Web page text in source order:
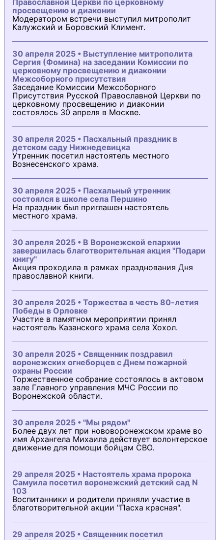
Православной Церкви по церковному
просвещению и диаконии
Модератором встречи выступил митрополит
Калужский и Боровский Климент.
30 апреля 2025 • Выступление митрополита
Сергия (Фомина) на заседании Комиссии по
церковному просвещению и диаконии
Межсоборного присутствия
Заседание Комиссии Межсоборного
Присутствия Русской Православной Церкви по
церковному просвещению и диаконии
состоялось 30 апреля в Москве.
30 апреля 2025 • Пасхальный праздник в
детском саду Нижнедевицка
Утренник посетил настоятель местного
Вознесенского храма.
30 апреля 2025 • Пасхальный утренник
состоялся в школе села Першино
На праздник был приглашен настоятель
местного храма.
30 апреля 2025 • В Воронежской епархии
завершилась благотворительная акция "Подари
книгу"
Акция проходила в рамках празднования Дня
православной книги.
30 апреля 2025 • Торжества в честь 80-летия
Победы в Орловке
Участие в памятном мероприятии принял
настоятель Казанского храма села Хохол.
30 апреля 2025 • Священник поздравил
воронежских огнеборцев с Днем пожарной
охраны России
Торжественное собрание состоялось в актовом
зале Главного управления МЧС России по
Воронежской области.
30 апреля 2025 • "Мы рядом"
Более двух лет при нововоронежском храме во
имя Архангела Михаила действует волонтерское
движение для помощи бойцам СВО.
29 апреля 2025 • Настоятель храма пророка
Самуила посетил воронежский детский сад N
103
Воспитанники и родители приняли участие в
благотворительной акции "Пасха красная".
29 апреля 2025 • Священник посетил